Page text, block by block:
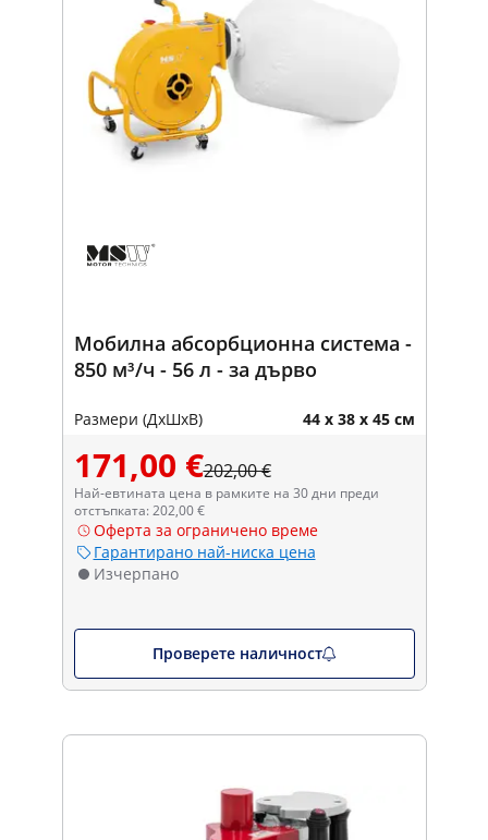
Мобилна абсорбционна система -
850 м³/ч - 56 л - за дърво
Размери (ДxШxВ) 44 x 38 x 45 см
171,00 €202,00 €
Най-евтината цена в рамките на 30 дни преди
отстъпката: 202,00 €
Оферта за ограничено време
Гарантирано най-ниска цена
Изчерпано
Проверете наличност